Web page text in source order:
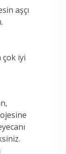
aşçı
iyi